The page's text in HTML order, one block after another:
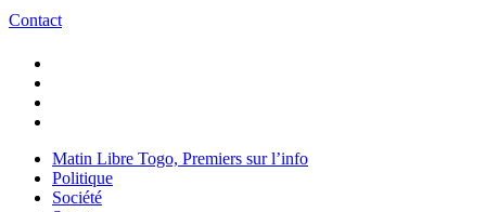
Contact
Matin Libre Togo, Premiers sur l’info
Politique
Société